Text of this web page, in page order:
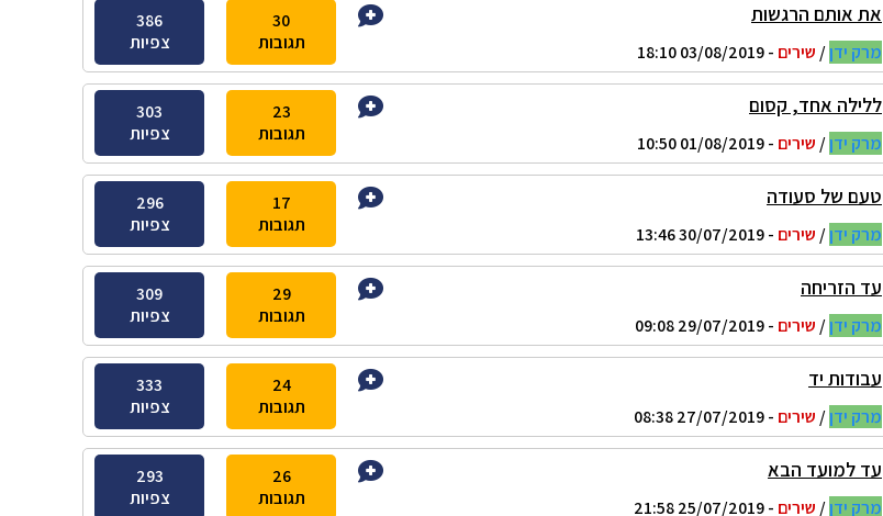
את אותם הרגשות
מרק ידן/שירים - 03/08/2019 18:10
30
תגובות
386
צפיות
ללילה אחד, קסום
מרק ידן/שירים - 01/08/2019 10:50
23
תגובות
303
צפיות
טעם של סעודה
מרק ידן/שירים - 30/07/2019 13:46
17
תגובות
296
צפיות
עד הזריחה
מרק ידן/שירים - 29/07/2019 09:08
29
תגובות
309
צפיות
עבודות יד
מרק ידן/שירים - 27/07/2019 08:38
24
תגובות
333
צפיות
עד למועד הבא
מרק ידן/שירים - 25/07/2019 21:58
26
תגובות
293
צפיות